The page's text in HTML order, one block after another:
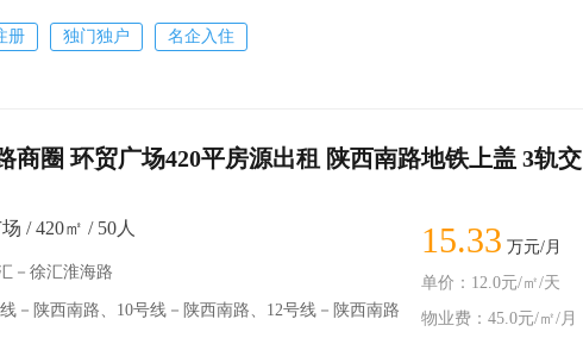
册 独门独户 名企入住
商圈 环贸广场420平房源出租 陕西南路地铁上盖 3轨交
/ 420㎡ / 50人
－徐汇淮海路
－陕西南路、10号线－陕西南路、12号线－陕西南路
15.33 万元/月
单价：12.0元/㎡/天
物业费：45.0元/㎡/月